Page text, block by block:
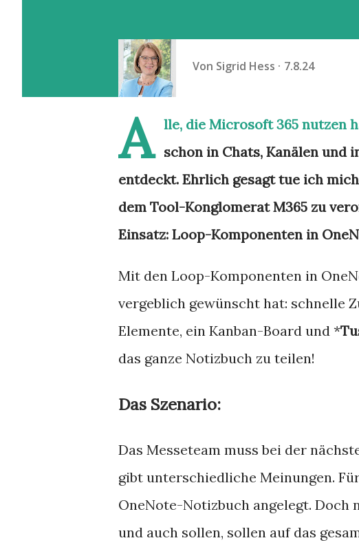
Von Sigrid Hess 7.8.24
A
lle, die Microsoft 365 nutzen
schon in Chats, Kanälen und
entdeckt. Ehrlich gesagt tue ich
dem Tool-Konglomerat M365 zu
Einsatz: Loop-Komponenten in
Mit den Loop-Komponenten in
vergeblich gewünscht hat: schnelle
Elemente, ein Kanban-Board und *
das ganze Notizbuch zu teilen!
Das Szenario:
Das Messeteam muss bei der
gibt unterschiedliche Meinungen.
OneNote-Notizbuch angelegt.
und auch sollen, sollen auf das